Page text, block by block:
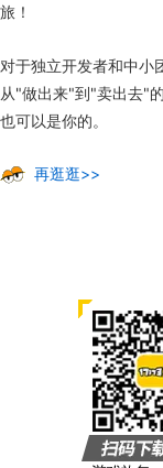
旅！
对于独立开发者和中小
从"做出来"到"卖出去"
也可以是你的。
再逛逛>>